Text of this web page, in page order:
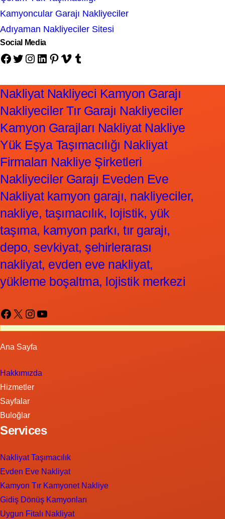
Kamyoncular Garajı Nakliyeciler
Adıyaman Nakliyeciler Sitesi
Social Media
Facebook Twitter Instagram LinkedIn Pinterest Vimeo Tumblr
Nakliyat Nakliyeci Kamyon Garajı
Nakliyeciler Tır Garajı Nakliyeciler
Kamyon Garajları Nakliyat Nakliye
Yük Eşya Taşımacılığı Nakliyat
Firmaları Nakliye Şirketleri
Nakliyeciler Garajı Eveden Eve
Nakliyat kamyon garajı, nakliyeciler,
nakliye, taşımacılık, lojistik, yük
taşıma, kamyon parkı, tır garajı,
depo, sevkiyat, şehirlerarası
nakliyat, evden eve nakliyat,
yükleme boşaltma, lojistik merkezi
Facebook X Instagram YouTube
Ana Sayfa
Hakkımızda
Hizmetler
Sayfalar
Buloğlar
Services
Nakliyat Taşımacılık
Evden Eve Nakliyat
Kamyon Tır Kamyonet Nakliye
Gidiş Dönüş Kamyonları
Uygun Fitalı Nakliyat